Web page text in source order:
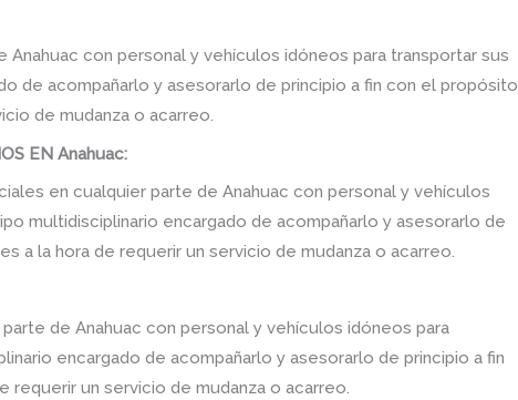
Anahuac con personal y vehículos idóneos para transportar sus
de acompañarlo y asesorarlo de principio a fin con el propósito
de mudanza o acarreo.
EN Anahuac:
en cualquier parte de Anahuac con personal y vehículos
multidisciplinario encargado de acompañarlo y asesorarlo de
a la hora de requerir un servicio de mudanza o acarreo.
de Anahuac con personal y vehículos idóneos para
encargado de acompañarlo y asesorarlo de principio a fin
un servicio de mudanza o acarreo.